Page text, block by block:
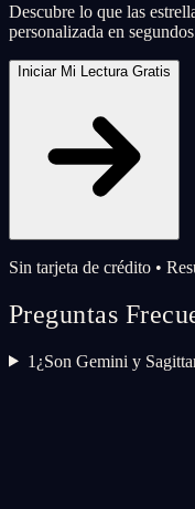
Descubre lo que las
personalizada en
Iniciar Mi Lectura Gratis
Sin tarjeta de crédito •
Preguntas
1 ¿Son Gemini y